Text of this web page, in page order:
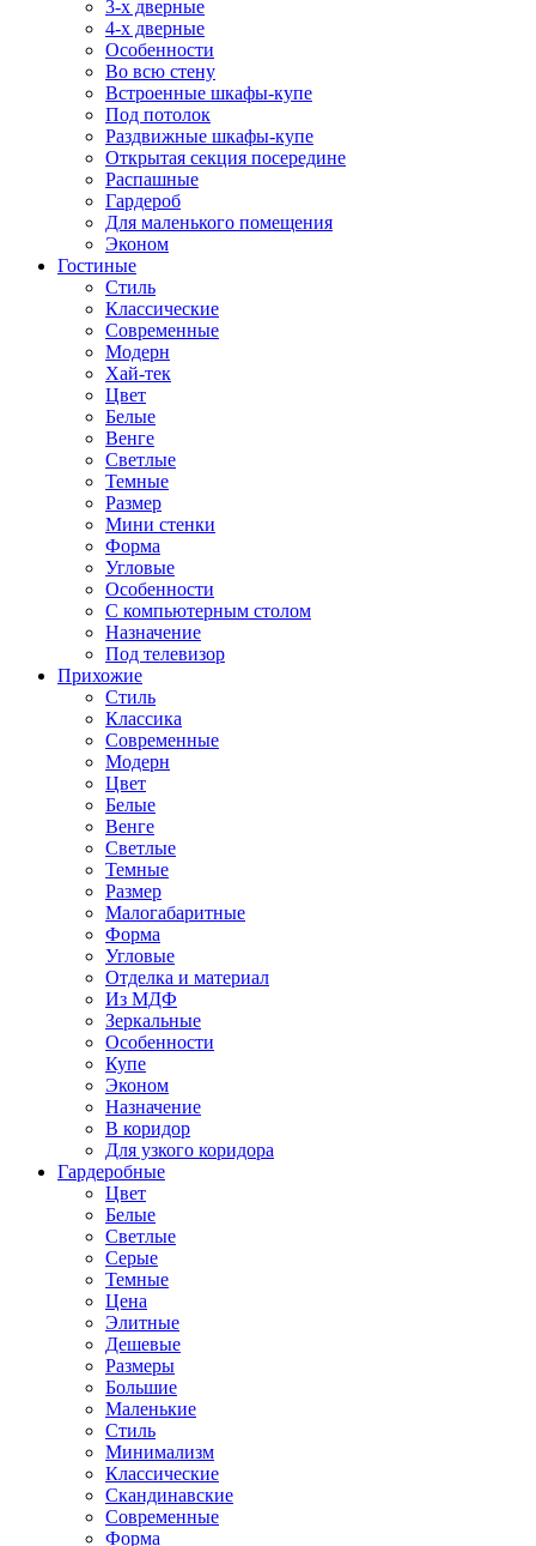
3-х дверные
4-х дверные
Особенности
Во всю стену
Встроенные шкафы-купе
Под потолок
Раздвижные шкафы-купе
Открытая секция посередине
Распашные
Гардероб
Для маленького помещения
Эконом
Гостиные
Стиль
Классические
Современные
Модерн
Хай-тек
Цвет
Белые
Венге
Светлые
Темные
Размер
Мини стенки
Форма
Угловые
Особенности
С компьютерным столом
Назначение
Под телевизор
Прихожие
Стиль
Классика
Современные
Модерн
Цвет
Белые
Венге
Светлые
Темные
Размер
Малогабаритные
Форма
Угловые
Отделка и материал
Из МДФ
Зеркальные
Особенности
Купе
Эконом
Назначение
В коридор
Для узкого коридора
Гардеробные
Цвет
Белые
Светлые
Серые
Темные
Цена
Элитные
Дешевые
Размеры
Большие
Маленькие
Стиль
Минимализм
Классические
Скандинавские
Современные
Форма